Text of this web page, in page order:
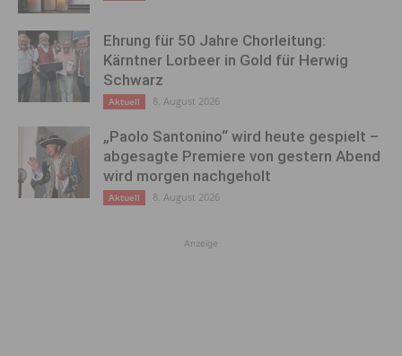
Ehrung für 50 Jahre Chorleitung:
Kärntner Lorbeer in Gold für Herwig
Schwarz
Aktuell 8. August 2026
„Paolo Santonino“ wird heute gespielt –
abgesagte Premiere von gestern Abend
wird morgen nachgeholt
Aktuell 8. August 2026
Anzeige